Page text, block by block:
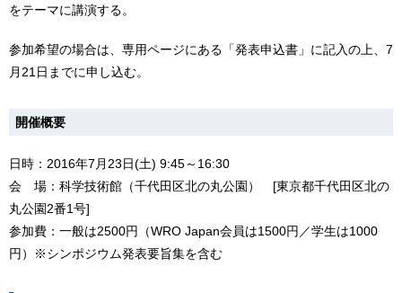
をテーマに講演する。
参加希望の場合は、専用ページにある「発表申込書」に記入の上、7
月21日までに申し込む。
開催概要
日時：2016年7月23日(土) 9:45～16:30
会 場：科学技術館（千代田区北の丸公園） [東京都千代田区北の
丸公園2番1号]
参加費：一般は2500円（WRO Japan会員は1500円／学生は1000
円）※シンポジウム発表要旨集を含む